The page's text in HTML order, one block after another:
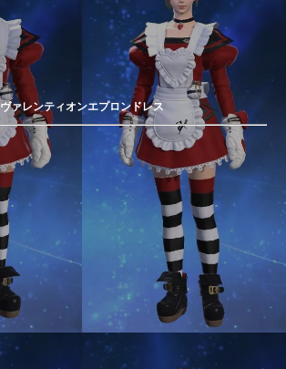
ヴァレンティオンエプロンドレス